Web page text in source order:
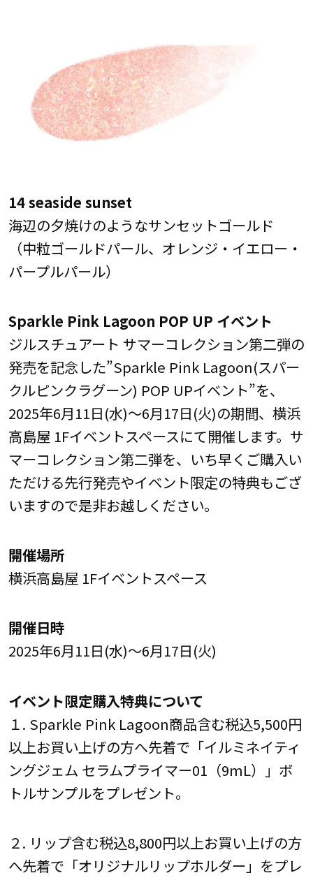
14 seaside sunset
海辺の夕焼けのようなサンセットゴールド
（中粒ゴールドパール、オレンジ・イエロー・
パープルパール）
Sparkle Pink Lagoon POP UP イベント
ジルスチュアート サマーコレクション第二弾の
発売を記念した”Sparkle Pink Lagoon(スパー
クルピンクラグーン) POP UPイベント”を、
2025年6月11日(水)～6月17日(火)の期間、横浜
高島屋 1Fイベントスペースにて開催します。サ
マーコレクション第二弾を、いち早くご購入い
ただける先行発売やイベント限定の特典もござ
いますので是非お越しください。
開催場所
横浜高島屋 1Fイベントスペース
開催日時
2025年6月11日(水)～6月17日(火)
イベント限定購入特典について
１. Sparkle Pink Lagoon商品含む税込5,500円
以上お買い上げの方へ先着で「イルミネイティ
ングジェム セラムプライマー01（9mL）」ボ
トルサンプルをプレゼント。
２. リップ含む税込8,800円以上お買い上げの方
へ先着で「オリジナルリップホルダー」をプレ